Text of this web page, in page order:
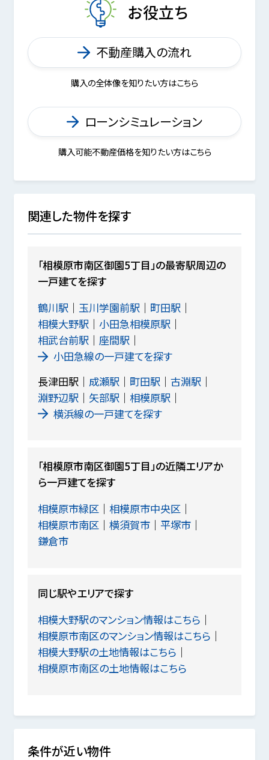
お役立ち
不動産購入の流れ
購入の全体像を知りたい方はこちら
ローンシミュレーション
購入可能不動産価格を知りたい方はこちら
関連した物件を探す
「相模原市南区御園5丁目」の最寄駅周辺の
一戸建てを探す
鶴川駅
玉川学園前駅
町田駅
相模大野駅
小田急相模原駅
相武台前駅
座間駅
小田急線の一戸建てを探す
長津田駅
成瀬駅 町田駅
古淵駅
淵野辺駅
矢部駅
相模原駅
横浜線の一戸建てを探す
「相模原市南区御園5丁目」の近隣エリアか
ら一戸建てを探す
相模原市緑区
相模原市中央区
相模原市南区
横須賀市
平塚市
鎌倉市
同じ駅やエリアで探す
相模大野駅のマンション情報はこちら
相模原市南区のマンション情報はこちら
相模大野駅の土地情報はこちら
相模原市南区の土地情報はこちら
条件が近い物件